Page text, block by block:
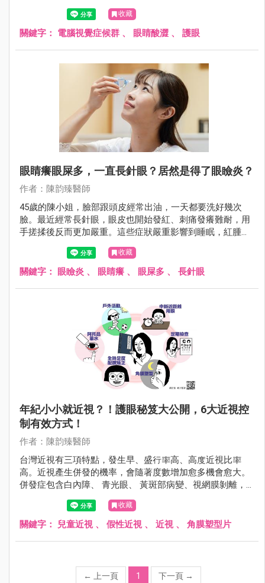
痛，與不當的姿勢及螢幕位置息息相關。同時，可能還伴隨
視力相關症狀，如視力模糊、假性近視、聚焦困難，這些問
題可能和眼鏡度數、光線、螢幕本身有關。眼表症狀也是常
可能降低工作效率，還可能對眼睛和肌肉骨骼健康造成影
收藏
關鍵字： 電腦視覺症候群 、 眼睛酸澀 、 護眼
眼睛癢眼屎多，一直長針眼？居然是得了眼瞼炎？
作者：陳韵臻醫師
45歲的陳小姐，臉部跟頭皮經常出油，一天都要洗好幾次
臉。最近經常長針眼，眼皮也開始發紅、刺痛發癢難耐，用
手搓揉後反而更加嚴重。這些症狀嚴重影響到睡眠，紅腫的
雙眼也常讓人誤以為他剛哭過，造成他生活很大的困擾。到
皮膚科及眼科就診後，才知道原來自己得了脂漏性皮膚炎，
且有嚴重的眼瞼炎。
收藏
關鍵字： 眼瞼炎 、 眼睛癢 、 眼屎多 、 長針眼
年紀小小就近視？！護眼秘笈大公開，6大近視控
制有效方式！
作者：陳韵臻醫師
台灣近視有三項特點，發生早、盛行率高、高度近視比率
高。近視產生併發的機率，會隨著度數增加愈多機會愈大。
併發症包含白內障、 青光眼、 黃斑部病變、視網膜剝離，
甚至導致失明。
收藏
關鍵字： 兒童近視 、 假性近視 、 近視 、 角膜塑型片
← 上一頁 1 下一頁 →